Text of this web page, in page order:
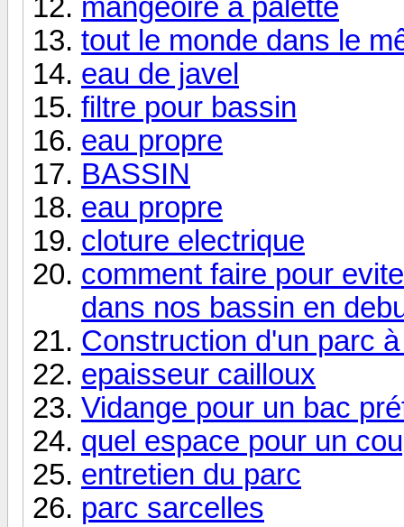
mangeoire a palette
tout le monde dans le
eau de javel
filtre pour bassin
eau propre
BASSIN
eau propre
cloture electrique
comment faire pour
dans nos bassin en
Construction d'un parc
epaisseur cailloux
Vidange pour un bac
quel espace pour un
entretien du parc
parc sarcelles